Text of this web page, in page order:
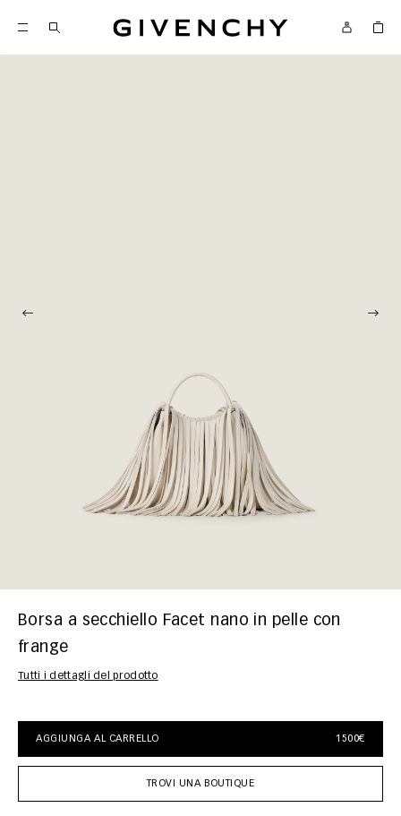
Givenchy
Borsa a secchiello Facet nano in pelle con
frange
Tutti i dettagli del prodotto
AGGIUNGA AL CARRELLO 1500€
TROVI UNA BOUTIQUE